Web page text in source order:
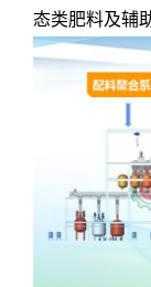
态类肥料及辅